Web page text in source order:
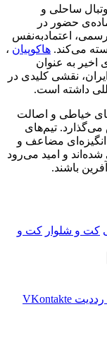
ساحلی و
حضور در
اعتمادبه‌نفس
می‌کند. هاکوپیان ،
اخیر به عنوان
نقشی کلیدی در
داشته است.
خیاطی و اصالت
می‌گذارد. تیم‌های
انگیزه‌ای مضاعف و
و امید می‌رود
باشند.
کت و شلوار کت و
‫رددیت ‫VKontakte